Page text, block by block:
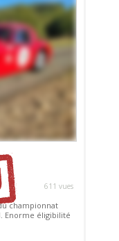
611 vues
championnat
Enorme éligibilité